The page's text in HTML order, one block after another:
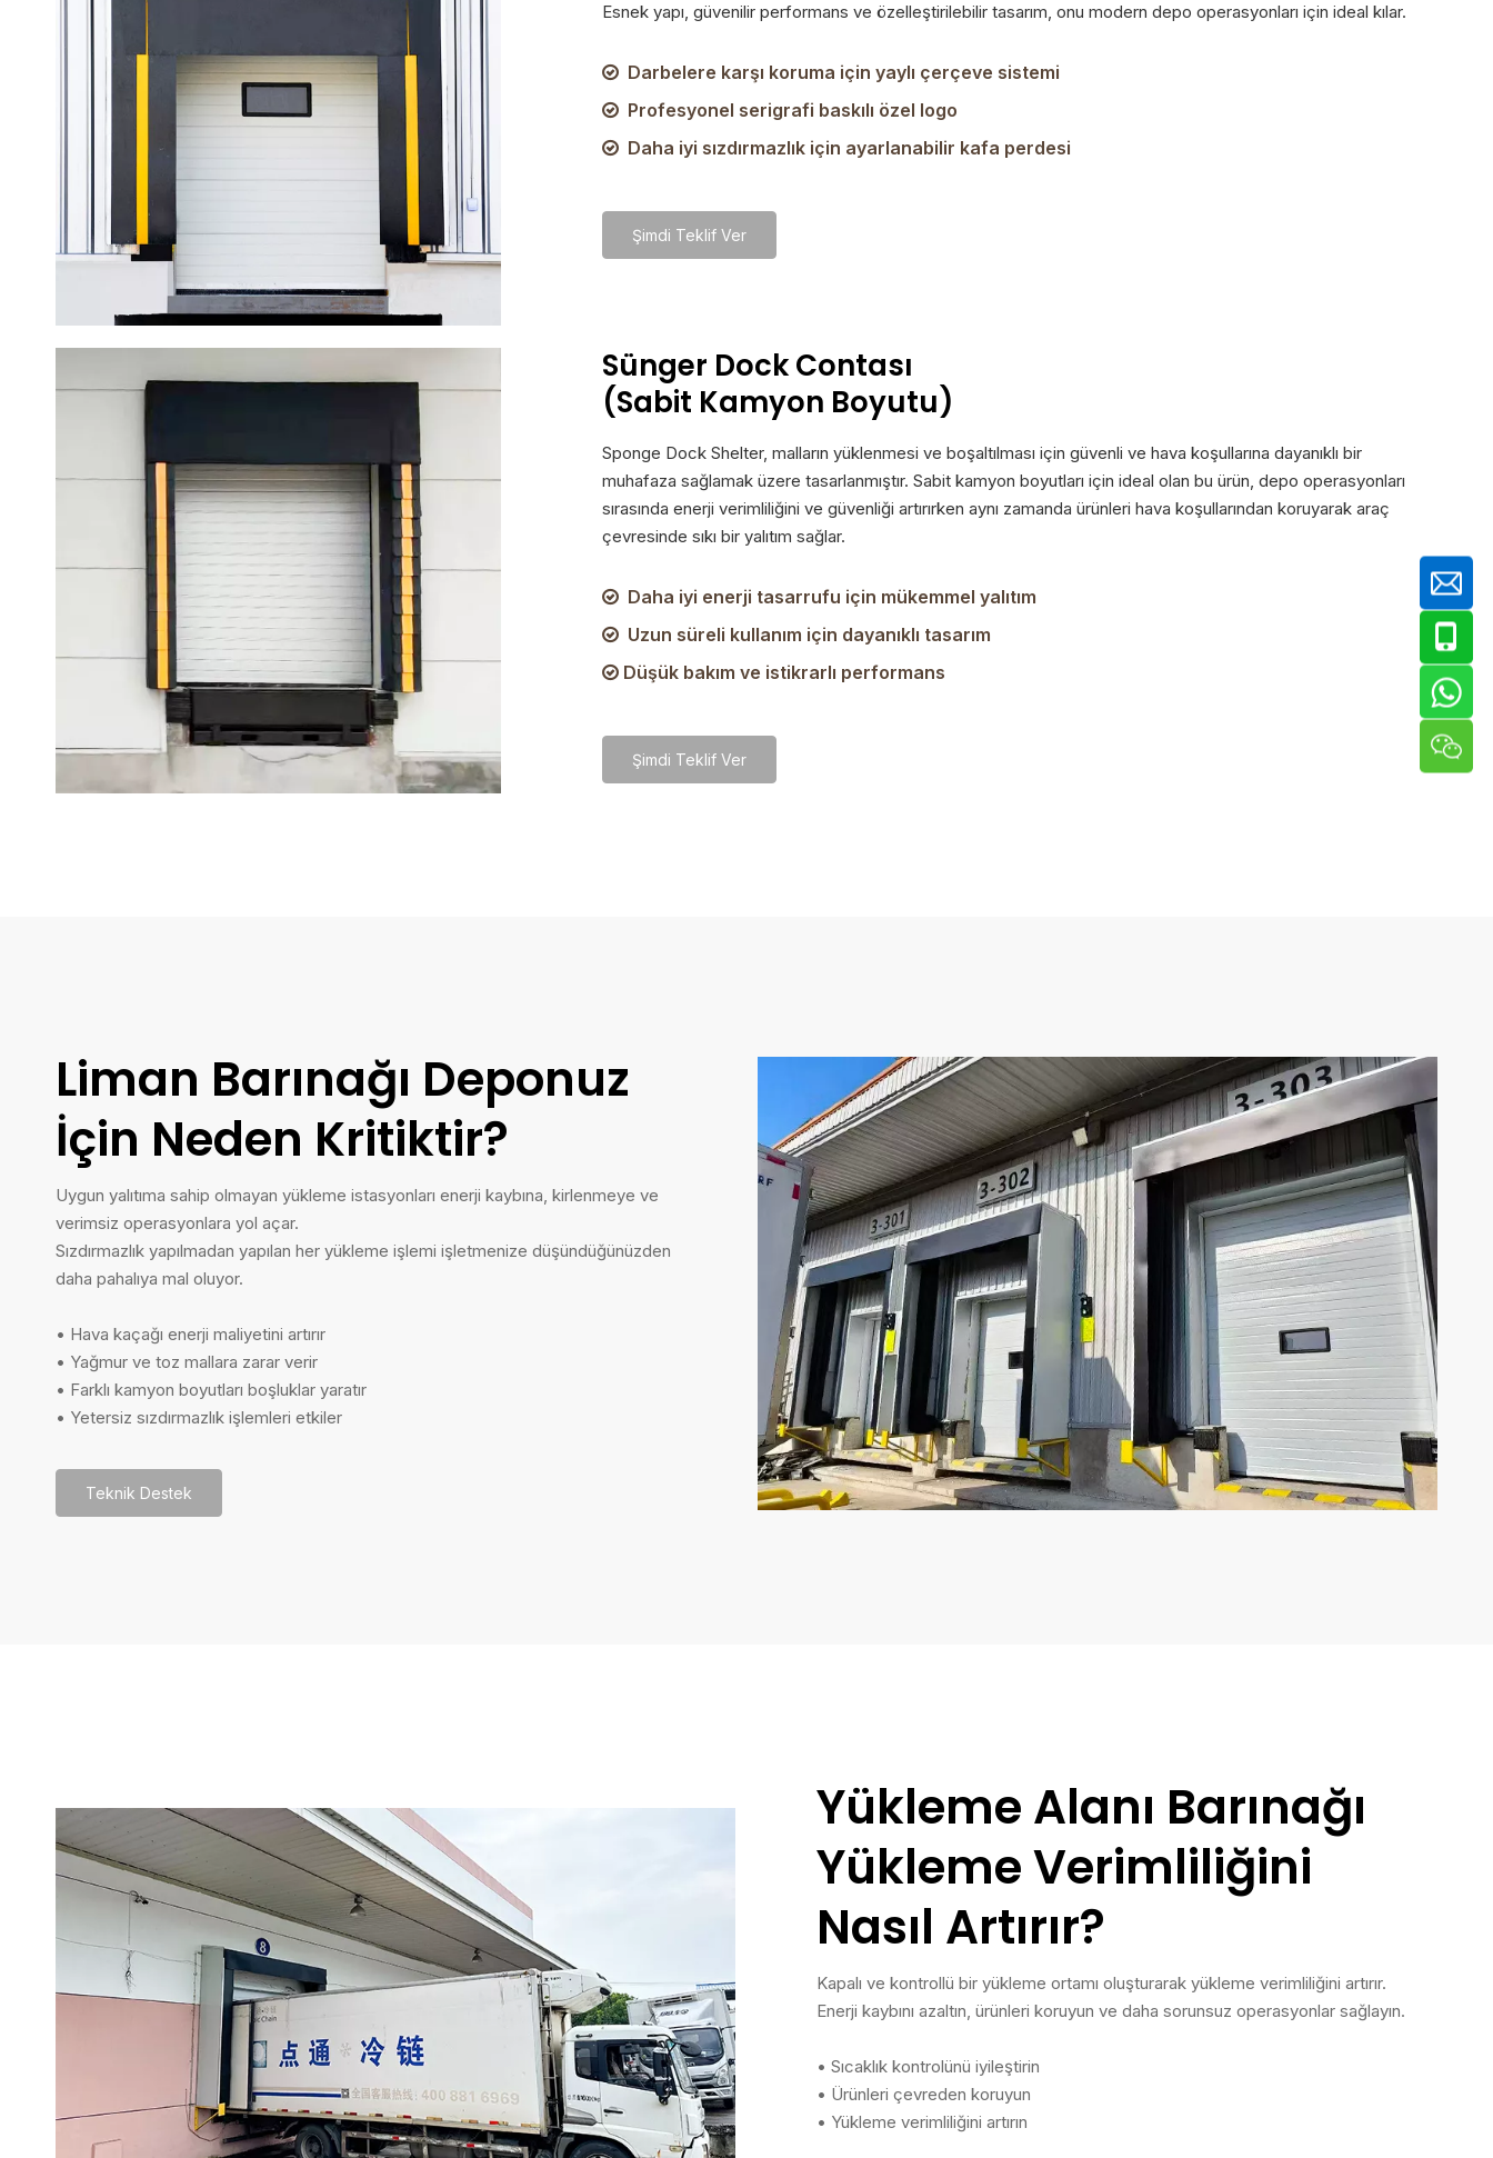
Esnek yapı, güvenilir performans ve özelleştirilebilir tasarım, onu modern depo operasyonları için ideal kılar.
 Darbelere karşı koruma için yaylı çerçeve sistemi
 Profesyonel serigrafi baskılı özel logo
 Daha iyi sızdırmazlık için ayarlanabilir kafa perdesi
Şimdi Teklif Ver
Sünger Dock Contası
(Sabit Kamyon Boyutu)
Sponge Dock Shelter, malların yüklenmesi ve boşaltılması için güvenli ve hava koşullarına dayanıklı bir
muhafaza sağlamak üzere tasarlanmıştır. Sabit kamyon boyutları için ideal olan bu ürün, depo operasyonları
sırasında enerji verimliliğini ve güvenliği artırırken aynı zamanda ürünleri hava koşullarından koruyarak araç
çevresinde sıkı bir yalıtım sağlar.
 Daha iyi enerji tasarrufu için mükemmel yalıtım
 Uzun süreli kullanım için dayanıklı tasarım
Düşük bakım ve istikrarlı performans
Şimdi Teklif Ver
Liman Barınağı Deponuz
İçin Neden Kritiktir?
Uygun yalıtıma sahip olmayan yükleme istasyonları enerji kaybına, kirlenmeye ve
verimsiz operasyonlara yol açar.
Sızdırmazlık yapılmadan yapılan her yükleme işlemi işletmenize düşündüğünüzden
daha pahalıya mal oluyor.
• Hava kaçağı enerji maliyetini artırır
• Yağmur ve toz mallara zarar verir
• Farklı kamyon boyutları boşluklar yaratır
• Yetersiz sızdırmazlık işlemleri etkiler
Teknik Destek
Yükleme Alanı Barınağı
Yükleme Verimliliğini
Nasıl Artırır?
Kapalı ve kontrollü bir yükleme ortamı oluşturarak yükleme verimliliğini artırır.
Enerji kaybını azaltın, ürünleri koruyun ve daha sorunsuz operasyonlar sağlayın.
• Sıcaklık kontrolünü iyileştirin
• Ürünleri çevreden koruyun
• Yükleme verimliliğini artırın